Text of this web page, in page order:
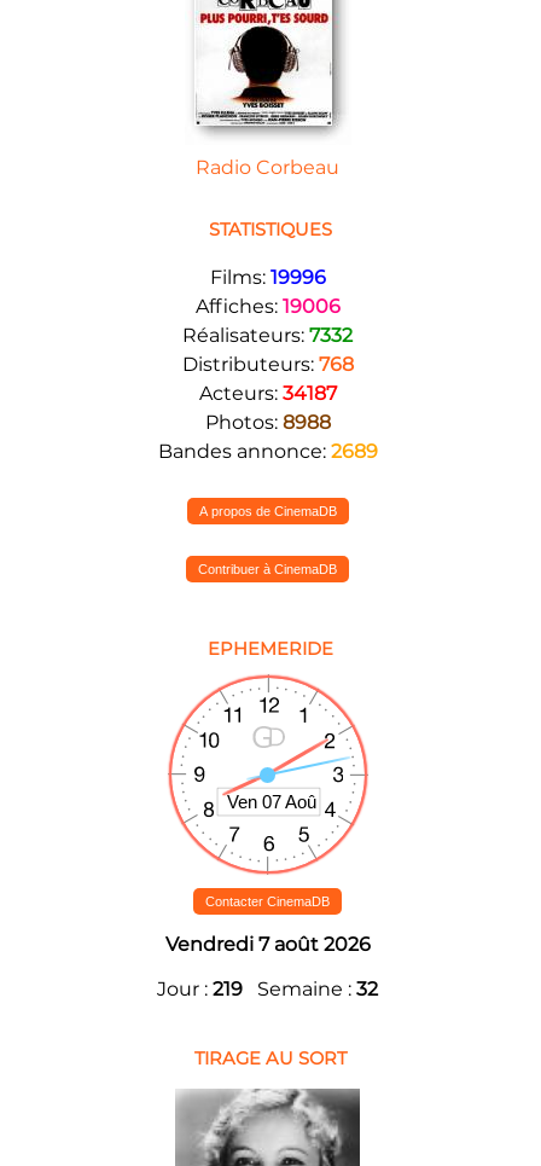
Radio Corbeau
STATISTIQUES
Films: 19996
Affiches: 19006
Réalisateurs: 7332
Distributeurs: 768
Acteurs: 34187
Photos: 8988
Bandes annonce: 2689
A propos de CinemaDB
Contribuer à CinemaDB
EPHEMERIDE
Contacter CinemaDB
Vendredi 7 août 2026
Jour : 219 Semaine : 32
TIRAGE AU SORT